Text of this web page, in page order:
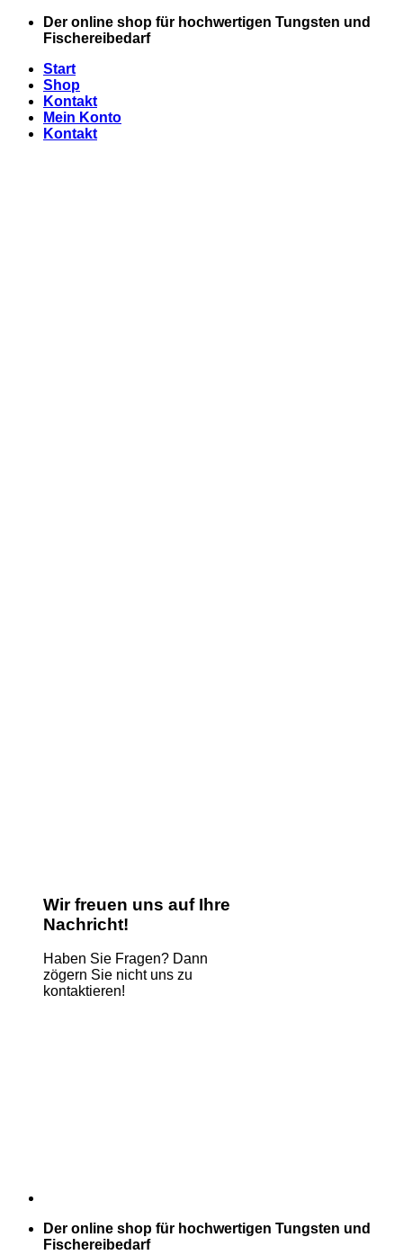
Zum
Der online shop für hochwertigen Tungsten und
Fischereibedarf
Start
Shop
Kontakt
Mein Konto
Kontakt
Wir freuen uns auf Ihre
Nachricht!
Haben Sie Fragen? Dann
zögern Sie nicht uns zu
kontaktieren!
Der online shop für hochwertigen Tungsten und
Fischereibedarf